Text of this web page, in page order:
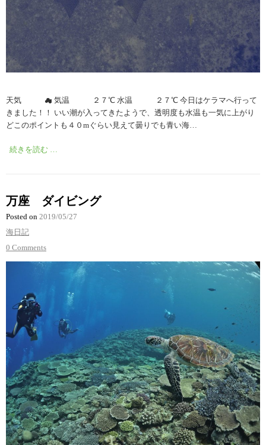
天気 ☁︎ 気温 ２７℃ 水温 ２７℃ 今日はケラマへ行って
きました！！ いい潮が入ってきたようで、透明度も水温も一気に上がり
どこのポイントも４０mぐらい見えて曇りでも青い海…
続きを読む …
万座 ダイビング
Posted on 2019/05/27
海日記
0 Comments